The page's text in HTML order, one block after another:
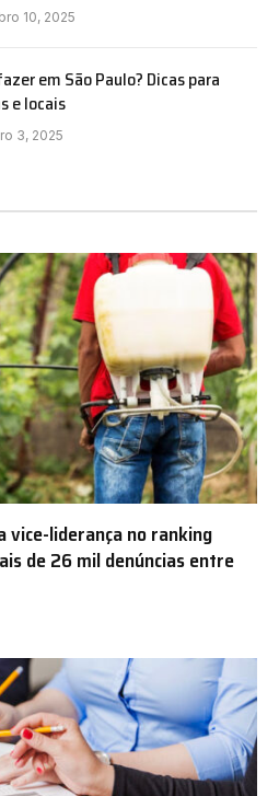
10, 2025
em São Paulo? Dicas para
e locais
3, 2025
vice-liderança no ranking
de 26 mil denúncias entre